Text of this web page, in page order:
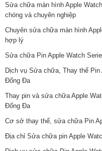
Sửa chữa màn hình Apple
chóng và chuyên nghiệp
Chuyên sửa chữa màn hình
hợp lý
Sửa chữa Pin Apple Watch
Dịch vụ Sửa chữa, Thay thế Pin
Đống Đa
Thay pin và sửa chữa Apple
Đống Đa
Cơ sở thay thế, sửa chữa Pin
Địa chỉ Sửa chữa pin Apple